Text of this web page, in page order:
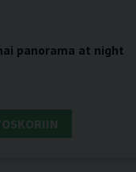
panorama at night